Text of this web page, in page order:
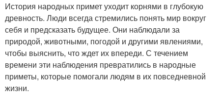
История народных примет уходит корнями в глубокую
древность. Люди всегда стремились понять мир вокруг
себя и предсказать будущее. Они наблюдали за
природой, животными, погодой и другими явлениями,
чтобы выяснить, что ждет их впереди. С течением
времени эти наблюдения превратились в народные
приметы, которые помогали людям в их повседневной
жизни.